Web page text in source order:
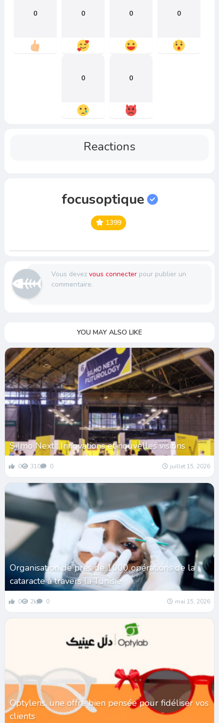
0 0 0 0
0 0
Reactions
focusoptique
1399
Vous devez vous connecterpour publier un
commentaire.
YOU MAY ALSO LIKE
Silmo Next : Innovations et nouvelles visions
0 310 0 juillet 15, 2026
Organisation de près de 1000 opérations de la
cataracte à travers la Tunisie
0 2k 0 mai 15, 2026
Optylens, une offre bien pensée pour fidéliser vos
clients